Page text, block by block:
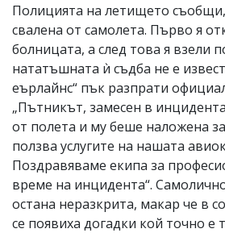
Полицията на летището
свалена от самолета. Първо я
болницата, а след това я взели
нататъшната ѝ съдба не е
еърлайнс“ пък разпрати
„Пътникът, замесен в
от полета и му беше наложена
ползва услугите на нашата
Поздравяваме екипа за
време на инцидента“.
остана неразкрита, макар че в
се появиха догадки кой точно е